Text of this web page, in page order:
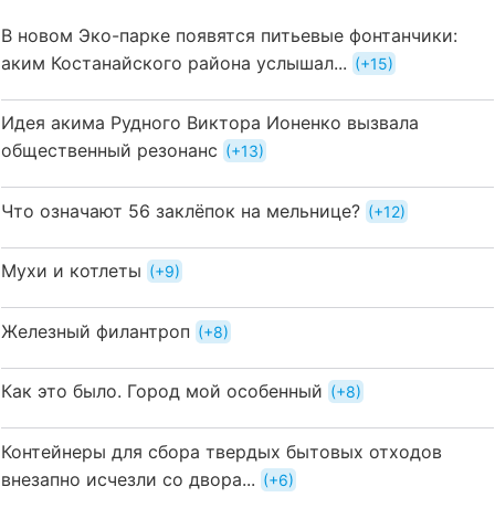
В новом Эко-парке появятся питьевые фонтанчики:
аким Костанайского района услышал...
+15
Идея акима Рудного Виктора Ионенко вызвала
общественный резонанс
+13
Что означают 56 заклёпок на мельнице? +12
Мухи и котлеты +9
Железный филантроп +8
Как это было. Город мой особенный +8
Контейнеры для сбора твердых бытовых отходов
внезапно исчезли со двора...
+6